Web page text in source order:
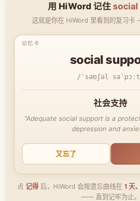
用 HiWord 记住
这就是你在 HiWord 里看到的复习
social
/ˈsəʊʃəl
社会支持
"Adequate social support is a
depression and
又忘了
点 记得后，HiWord 会按遗忘曲线在 1 天
—— 直到记牢为止。